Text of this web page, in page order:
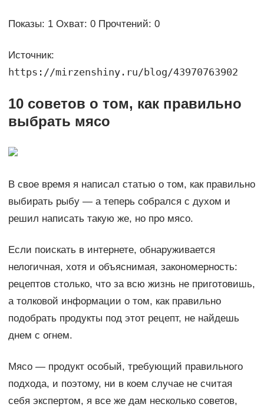
Показы: 1 Охват: 0 Прочтений: 0
Источник:
https://mirzenshiny.ru/blog/43970763902
10 советов о том, как правильно
выбрать мясо
В свое время я написал статью о том, как правильно
выбирать рыбу — а теперь собрался с духом и
решил написать такую же, но про мясо.
Если поискать в интернете, обнаруживается
нелогичная, хотя и объяснимая, закономерность:
рецептов столько, что за всю жизнь не приготовишь,
а толковой информации о том, как правильно
подобрать продукты под этот рецепт, не найдешь
днем с огнем.
Мясо — продукт особый, требующий правильного
подхода, и поэтому, ни в коем случае не считая
себя экспертом, я все же дам несколько советов,